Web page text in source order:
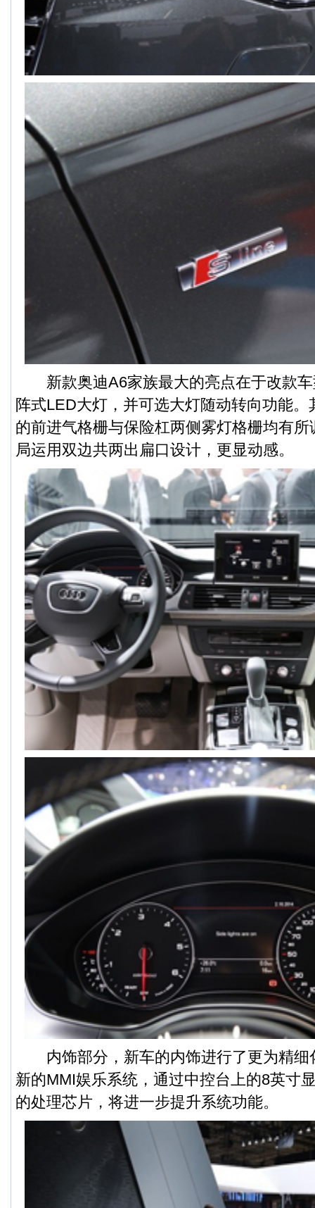
新款奥迪A6家族最大的亮点在于改款车
阵式LED大灯，并可选大灯随动转向功能
的前进气格栅与保险杠两侧雾灯格栅均有
局运用双边共两出扁口设计，更显动感。
内饰部分，新车的内饰进行了更为精细
新的MMI娱乐系统，通过中控台上的8英寸
的处理芯片，将进一步提升系统功能。